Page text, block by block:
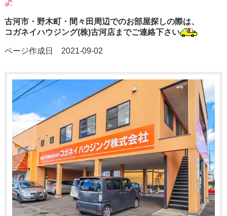
古河市・野木町・間々田周辺でのお部屋探しの際は、
コガネイハウジング(株)古河店までご連絡下さい
ページ作成日 2021-09-02